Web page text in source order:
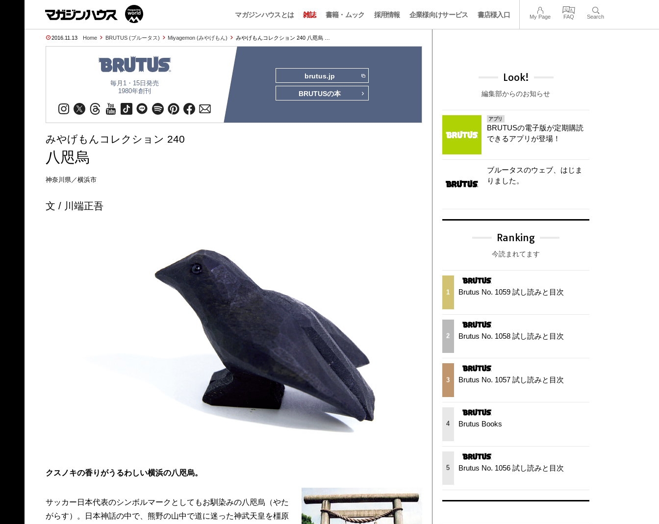
マガジンハウスとは 雑誌 書籍・ムック 採用情報 企業様向けサービス 書店様入口 My Page FAQ Search
2016.11.13 Home BRUTUS (ブルータス) Miyagemon (みやげもん) みやげもんコレクション 240 八咫烏 …
毎月1・15日発売
1980年創刊
brutus.jp
BRUTUSの本
みやげもんコレクション 240
八咫烏
神奈川県／横浜市
文 / 川端正吾
クスノキの香りがうるわしい横浜の八咫烏。
サッカー日本代表のシンボルマークとしてもお馴染みの八咫烏（やた
がらす）。日本神話の中で、熊野の山中で道に迷った神武天皇を橿原
Look!
編集部からのお知らせ
アプリ
BRUTUSの電子版が定期購読
できるアプリが登場！
ブルータスのウェブ、はじま
りました。
Ranking
今読まれてます
1 Brutus No. 1059 試し読みと目次
2 Brutus No. 1058 試し読みと目次
3 Brutus No. 1057 試し読みと目次
4 Brutus Books
5 Brutus No. 1056 試し読みと目次